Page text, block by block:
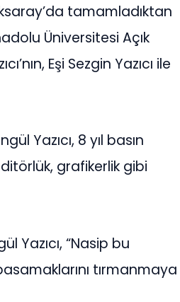
tamamladıktan
Üniversitesi Açık
Eşi Sezgin Yazıcı ile
Yazıcı, 8 yıl basın
grafikerlik gibi
Yazıcı, “Nasip bu
tırmanmaya